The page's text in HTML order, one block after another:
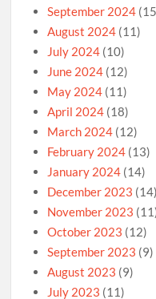
September 2024
August 2024 (11)
July 2024 (10)
June 2024 (12)
May 2024 (11)
April 2024 (18)
March 2024 (12)
February 2024 (13)
January 2024 (14)
December 2023 (14)
November 2023
October 2023 (12)
September 2023 (9)
August 2023 (9)
July 2023 (11)